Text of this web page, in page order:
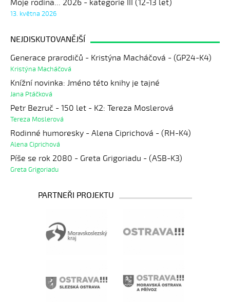
Moje rodina... 2026 - kategorie III (12-13 let)
13. května 2026
NEJDISKUTOVANĚJŠÍ
Generace prarodičů - Kristýna Macháčová - (GP24-K4)
Kristýna Macháčová
Knížní novinka: Jméno této knihy je tajné
Jana Ptáčková
Petr Bezruč - 150 let - K2: Tereza Moslerová
Tereza Moslerová
Rodinné humoresky - Alena Ciprichová - (RH-K4)
Alena Ciprichová
Píše se rok 2080 - Greta Grigoriadu - (ASB-K3)
Greta Grigoriadu
PARTNEŘI PROJEKTU